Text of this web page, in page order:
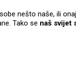
nešto naše, ili
Tako se naš svijet